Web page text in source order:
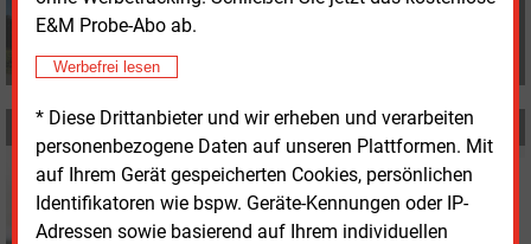
E&M Probe-Abo ab.
Werbefrei lesen
* Diese Drittanbieter und wir erheben und verarbeiten
personenbezogene Daten auf unseren Plattformen. Mit
auf Ihrem Gerät gespeicherten Cookies, persönlichen
Identifikatoren wie bspw. Geräte-Kennungen oder IP-
Adressen sowie basierend auf Ihrem individuellen
+49 (0) 8152 9311 0
MEHR ZUM THEMA
Donnerstag, 16.10.2025, 13:19
PERSONALIE
Neuer CEO bei Eon Drive Infrastructure